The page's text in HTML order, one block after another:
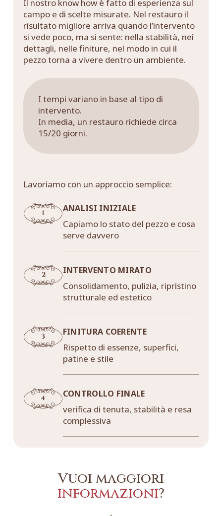
Il nostro know how è fatto di esperienza sul
campo e di scelte misurate. Nel restauro il
risultato migliore arriva quando l’intervento
si vede poco, ma si sente: nella stabilità, nei
dettagli, nelle finiture, nel modo in cui il
pezzo torna a vivere dentro un ambiente.
I tempi variano in base al tipo di
intervento.
In media, un restauro richiede circa
15/20 giorni.
Lavoriamo con un approccio semplice:
ANALISI INIZIALE
Capiamo lo stato del pezzo e cosa
serve davvero
INTERVENTO MIRATO
Consolidamento, pulizia, ripristino
strutturale ed estetico
FINITURA COERENTE
Rispetto di essenze, superfici,
patine e stile
CONTROLLO FINALE
verifica di tenuta, stabilità e resa
complessiva
Vuoi maggiori
informazioni?